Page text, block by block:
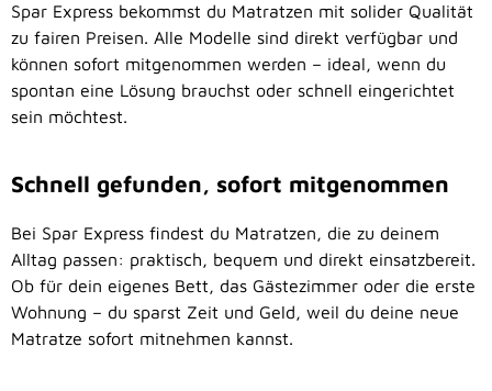
Spar Express bekommst du Matratzen mit solider Qualität
zu fairen Preisen. Alle Modelle sind direkt verfügbar und
können sofort mitgenommen werden – ideal, wenn du
spontan eine Lösung brauchst oder schnell eingerichtet
sein möchtest.
Schnell gefunden, sofort mitgenommen
Bei Spar Express findest du Matratzen, die zu deinem
Alltag passen: praktisch, bequem und direkt einsatzbereit.
Ob für dein eigenes Bett, das Gästezimmer oder die erste
Wohnung – du sparst Zeit und Geld, weil du deine neue
Matratze sofort mitnehmen kannst.